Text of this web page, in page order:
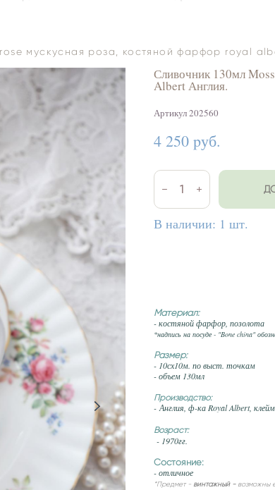
мускусная роза, костяной фарфор royal
Сливочник 130мл
Albert Англия.
Артикул 202560
4 250 pуб.
В наличии: 1 шт.
Материал:
- костяной фарфор, позолота
*надпись на посуде - "Bone china"
Размер:
- 10сх10м. по выст. точкам
- объем 130мл
Производство:
- Англия, ф-ка Royal Albert,
Возраст:
- 1970гг.
Состояние:
- отличное
*Предмет -винтажный - возможны